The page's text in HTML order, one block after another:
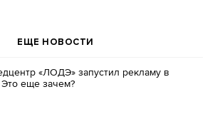
ЕЩЕ НОВОСТИ
«ЛОДЭ» запустил рекламу в
еще зачем?